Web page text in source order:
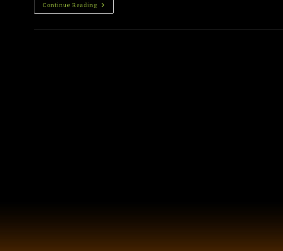
Continue ReadingWat
Is
Dance